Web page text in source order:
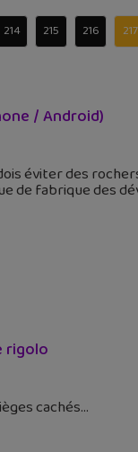
214 215 216 217
/ Android)
éviter des
de fabrique des
rigolo
cachés